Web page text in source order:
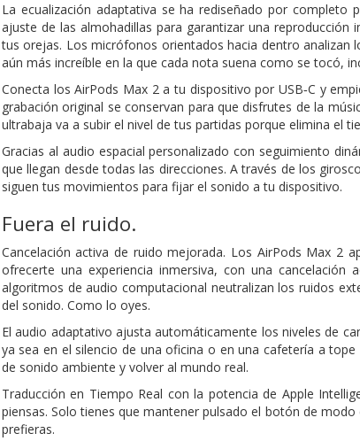
La ecualización adaptativa se ha rediseñado por
ajuste de las almohadillas para garantizar una
tus orejas. Los micrófonos orientados hacia dentro
aún más increíble en la que cada nota suena como se tocó,
Conecta los AirPods Max 2 a tu dispositivo por USB‑C y
grabación original se conservan para que disfrutes de la
ultrabaja va a subir el nivel de tus partidas porque elimina el
Gracias al audio espacial personalizado con seguimiento
que llegan desde todas las direcciones. A través de los
siguen tus movimientos para fijar el sonido a tu dispositivo.
Fuera el ruido.
Cancelación activa de ruido mejorada. Los AirPods Max 2
ofrecerte una experiencia inmersiva, con una
algoritmos de audio computacional neutralizan los ruidos
del sonido. Como lo oyes.
El audio adaptativo ajusta automáticamente los niveles de
ya sea en el silencio de una oficina o en una cafetería a
de sonido ambiente y volver al mundo real.
Traducción en Tiempo Real con la potencia de Apple
piensas. Solo tienes que mantener pulsado el botón de
prefieras.